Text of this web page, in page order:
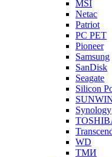
MSI
Netac
Patriot
PC PET
Pioneer
Samsung
SanDisk
Seagate
Silicon
Synology
WD
ТМИ